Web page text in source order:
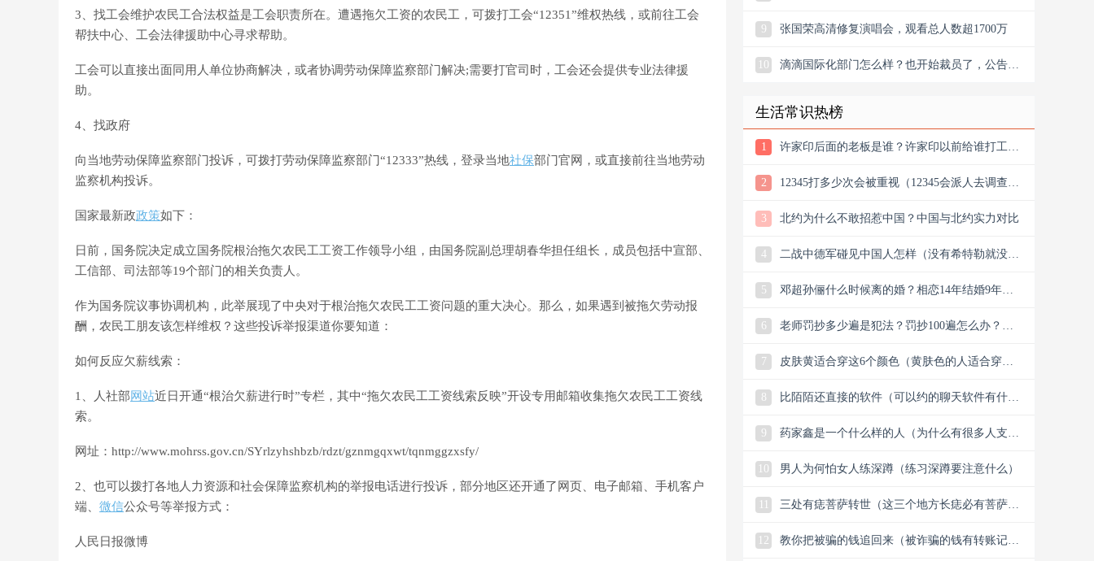
3、 找工会维护农民工合法权益是工会职责所在。遭遇拖欠工资的农民工，可拨打工会“12351”维权热线，或前往工会
帮扶中心、工会法律援助中心寻求帮助。
工会可以直接出面同用人单位协商解决，或者协调劳动保障监察部门解决;需要打官司时，工会还会提供专业法律援
助。
4、找政府
向当地劳动保障监察部门投诉，可拨打劳动保障监察部门“12333”热线，登录当地社保部门官网，或直接前往当地劳动
监察机构投诉。
国家最新政政策如下：
日前，国务院决定成立国务院根治拖欠农民工工资工作领导小组，由国务院副总理胡春华担任组长，成员包括中宣部、
工信部、司法部等19个部门的相关负责人。
作为国务院议事协调机构，此举展现了中央对于根治拖欠农民工工资问题的重大决心。 那么，如果遇到被拖欠劳动报
酬，农民工朋友该怎样维权？这些投诉举报渠道你要知道：
如何反应欠薪线索：
1、人社部网站近日开通“根治欠薪进行时”专栏，其中“拖欠农民工工资线索反映”开设专用邮箱收集拖欠农民工工资线
索。
网址：http://www.mohrss.gov.cn/SYrlzyhshbzb/rdzt/gznmgqxwt/tqnmggzxsfy/
2、也可以拨打各地人力资源和社会保障监察机构的举报电话进行投诉，部分地区还开通了网页、电子邮箱、手机客户
端、 微信公众号等举报方式：
人民日报微博
9
张国荣高清修复演唱会，观看总人数超1700万
10
滴滴国际化部门怎么样？也开始裁员了，公告宣
生活常识热榜
1
许家印后面的老板是谁？许家印以前给谁打工？
2
12345打多少次会被重视（12345会派人去调查
3
北约为什么不敢招惹中国？中国与北约实力对比
4
二战中德军碰见中国人怎样（没有希特勒就没有
5
邓超孙俪什么时候离的婚？相恋14年结婚9年说
6
老师罚抄多少遍是犯法？罚抄100遍怎么办？算
7
皮肤黄适合穿这6个颜色（黄肤色的人适合穿什
8
比陌陌还直接的软件（可以约的聊天软件有什
9
药家鑫是一个什么样的人（为什么有很多人支持
10
男人为何怕女人练深蹲（练习深蹲要注意什么）
三处有痣菩萨转世（这三个地方长痣必有菩萨保
12
教你把被骗的钱追回来（被诈骗的钱有转账记录